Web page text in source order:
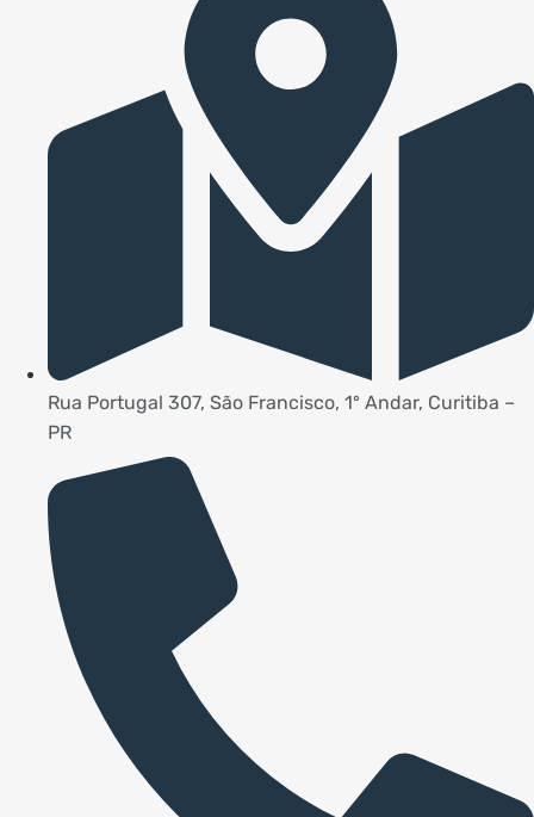
Rua Portugal 307, São Francisco, 1º Andar, Curitiba –
PR